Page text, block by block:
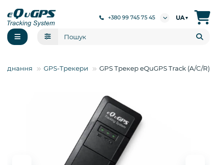
+380 99 745 75 45 UA▼
GPS-Трекери GPS Трекер eQuGPS Track (A/C/R)